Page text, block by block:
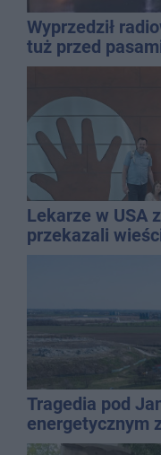
Wyprzedził
tuż przed
Lekarze w USA
przekazali
Tragedia pod
energetycznym
mężczyzny